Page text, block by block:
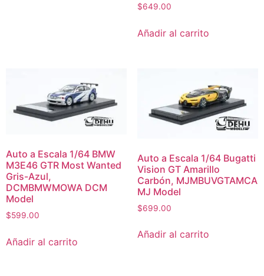
$649.00
Añadir al carrito
Auto a Escala 1/64 BMW
M3E46 GTR Most Wanted
Gris-Azul,
DCMBMWMOWA DCM
Model
$599.00
Añadir al carrito
Auto a Escala 1/64 Bugatti
Vision GT Amarillo
Carbón, MJMBUVGTAMCA
MJ Model
$699.00
Añadir al carrito